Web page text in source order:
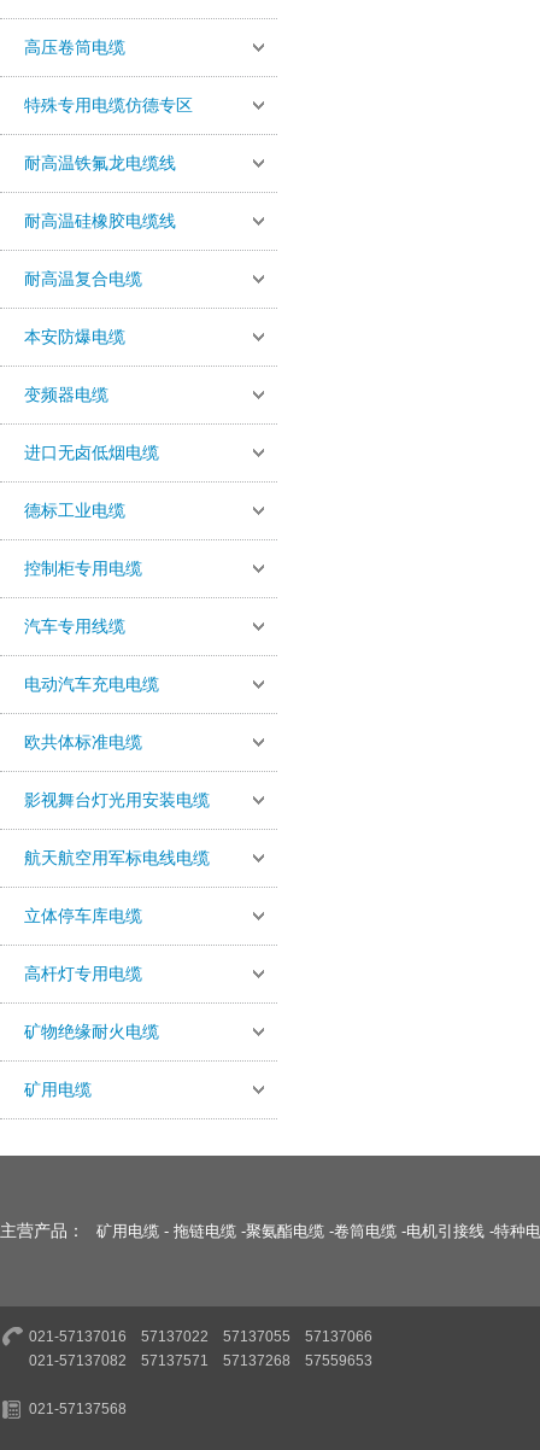
高压卷筒电缆
特殊专用电缆仿德专区
耐高温铁氟龙电缆线
耐高温硅橡胶电缆线
耐高温复合电缆
本安防爆电缆
变频器电缆
进口无卤低烟电缆
德标工业电缆
控制柜专用电缆
汽车专用线缆
电动汽车充电电缆
欧共体标准电缆
影视舞台灯光用安装电缆
航天航空用军标电线电缆
立体停车库电缆
高杆灯专用电缆
矿物绝缘耐火电缆
矿用电缆
主营产品： 矿用电缆 - 拖链电缆 -聚氨酯电缆 -卷筒电缆 -电机引接线 -特种
021-57137016 57137022 57137055 57137066
021-57137082 57137571 57137268 57559653
021-57137568